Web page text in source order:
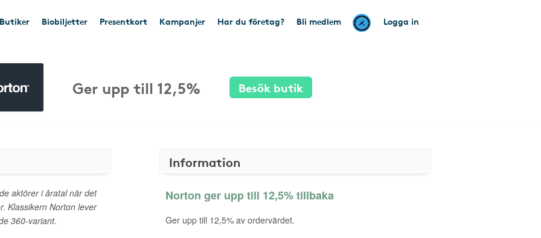
Butiker Biobiljetter Presentkort Kampanjer Har du företag? Bli medlem Logga in
Ger upp till 12,5% Besök butik
aktörer i åratal när det
Klassikern Norton lever
360-variant.
Information
Norton ger upp till 12,5% tillbaka
Ger upp till 12,5% av ordervärdet.